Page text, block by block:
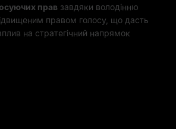
прав завдяки володінню
правом голосу, що дасть
на стратегічний напрямок